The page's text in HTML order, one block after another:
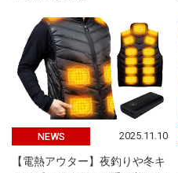
NEWS 2025.11.10
【電熱アウター】夜釣りや冬キ